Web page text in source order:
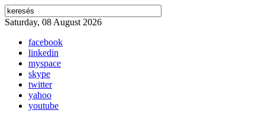
Saturday, 08 August 2026
facebook
linkedin
myspace
skype
twitter
yahoo
youtube